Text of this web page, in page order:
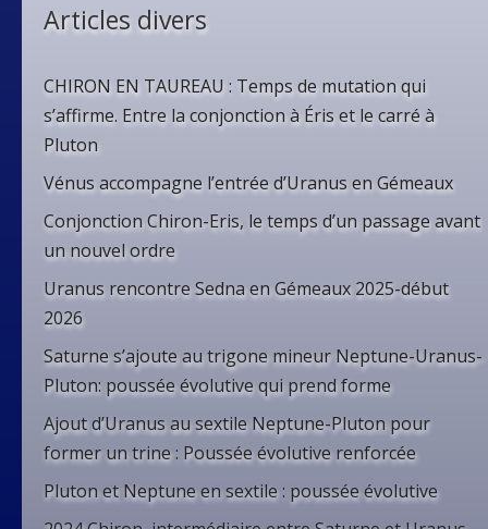
Articles divers
CHIRON EN TAUREAU : Temps de mutation qui
s’affirme. Entre la conjonction à Éris et le carré à
Pluton
Vénus accompagne l’entrée d’Uranus en Gémeaux
Conjonction Chiron-Eris, le temps d’un passage avant
un nouvel ordre
Uranus rencontre Sedna en Gémeaux 2025-début
2026
Saturne s’ajoute au trigone mineur Neptune-Uranus-
Pluton: poussée évolutive qui prend forme
Ajout d’Uranus au sextile Neptune-Pluton pour
former un trine : Poussée évolutive renforcée
Pluton et Neptune en sextile : poussée évolutive